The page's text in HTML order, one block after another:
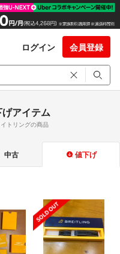
ログイン 会員登録
アイテム
トリングの商品
中古 値下げ